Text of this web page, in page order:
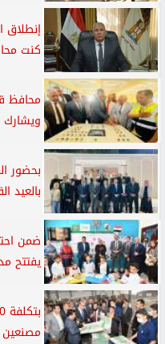
إنطلاق
كنت
محافظ
ويشارك
بحضور
بالعيد
ضمن
يفتتح
مصنعين